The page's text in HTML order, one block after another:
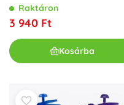
Raktáron
3 940 Ft
Kosárba